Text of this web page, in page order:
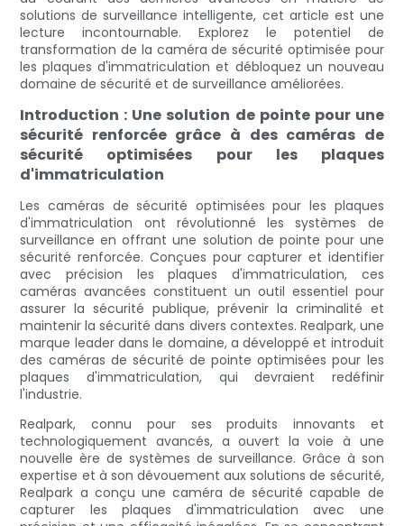
solutions de surveillance intelligente, cet article est une
lecture incontournable. Explorez le potentiel de
transformation de la caméra de sécurité optimisée pour
les plaques d'immatriculation et débloquez un nouveau
domaine de sécurité et de surveillance améliorées.
Introduction : Une solution de pointe pour une
sécurité renforcée grâce à des caméras de
sécurité optimisées pour les plaques
d'immatriculation
Les caméras de sécurité optimisées pour les plaques
d'immatriculation ont révolutionné les systèmes de
surveillance en offrant une solution de pointe pour une
sécurité renforcée. Conçues pour capturer et identifier
avec précision les plaques d'immatriculation, ces
caméras avancées constituent un outil essentiel pour
assurer la sécurité publique, prévenir la criminalité et
maintenir la sécurité dans divers contextes. Realpark, une
marque leader dans le domaine, a développé et introduit
des caméras de sécurité de pointe optimisées pour les
plaques d'immatriculation, qui devraient redéfinir
l'industrie.
Realpark, connu pour ses produits innovants et
technologiquement avancés, a ouvert la voie à une
nouvelle ère de systèmes de surveillance. Grâce à son
expertise et à son dévouement aux solutions de sécurité,
Realpark a conçu une caméra de sécurité capable de
capturer les plaques d'immatriculation avec une